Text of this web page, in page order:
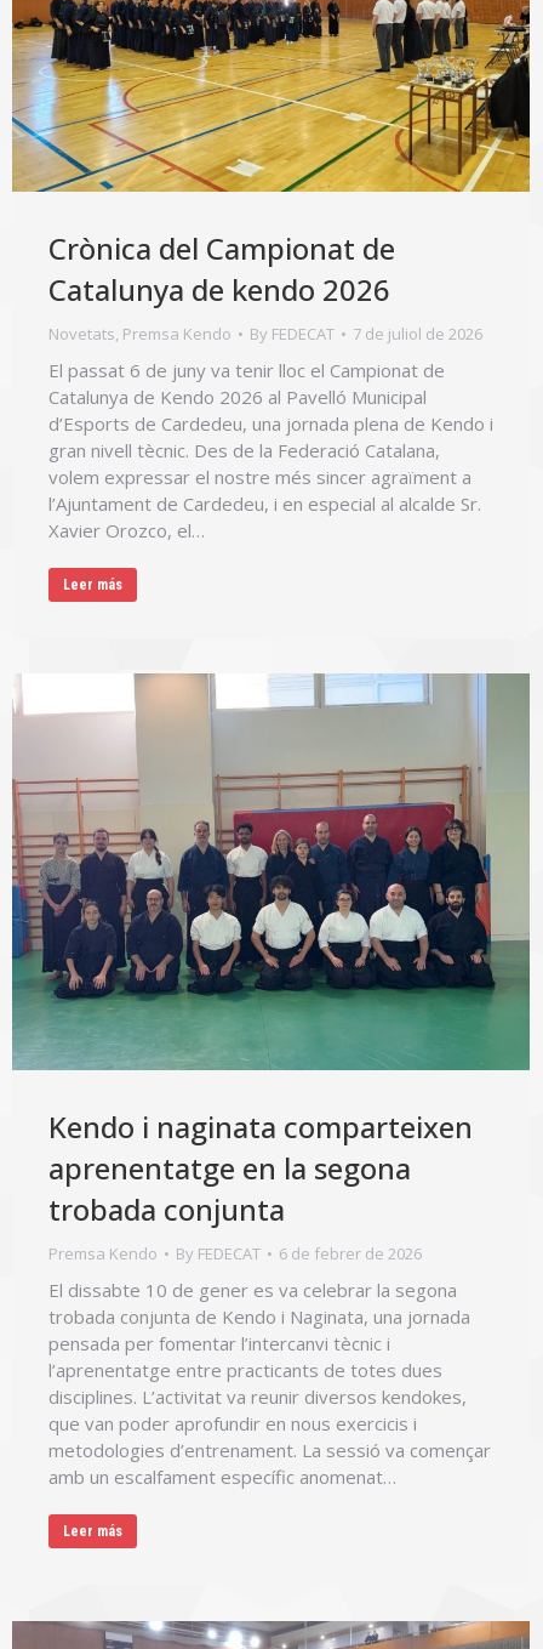
Crònica del Campionat de
Catalunya de kendo 2026
Novetats, Premsa Kendo By FEDECAT 7 de juliol de 2026
El passat 6 de juny va tenir lloc el Campionat de
Catalunya de Kendo 2026 al Pavelló Municipal
d’Esports de Cardedeu, una jornada plena de Kendo i
gran nivell tècnic. Des de la Federació Catalana,
volem expressar el nostre més sincer agraïment a
l’Ajuntament de Cardedeu, i en especial al alcalde Sr.
Xavier Orozco, el…
Leer más
Kendo i naginata comparteixen
aprenentatge en la segona
trobada conjunta
Premsa Kendo By FEDECAT 6 de febrer de 2026
El dissabte 10 de gener es va celebrar la segona
trobada conjunta de Kendo i Naginata, una jornada
pensada per fomentar l’intercanvi tècnic i
l’aprenentatge entre practicants de totes dues
disciplines. L’activitat va reunir diversos kendokes,
que van poder aprofundir en nous exercicis i
metodologies d’entrenament. La sessió va començar
amb un escalfament específic anomenat…
Leer más